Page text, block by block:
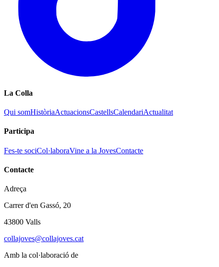
La Colla
Qui somHistòriaActuacionsCastellsCalendariActualitat
Participa
Fes-te sociCol·laboraVine a la JovesContacte
Contacte
Adreça
Carrer d'en Gassó, 20
43800 Valls
collajoves@collajoves.cat
Amb la col·laboració de